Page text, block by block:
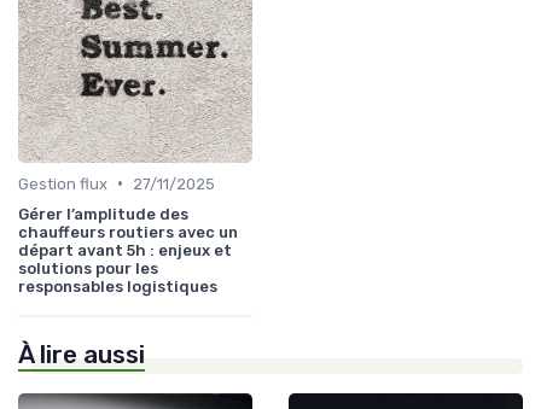
Gestion flux •
27/11/2025
Gérer l’amplitude des
chauffeurs routiers avec un
départ avant 5h : enjeux et
solutions pour les
responsables logistiques
À lire aussi